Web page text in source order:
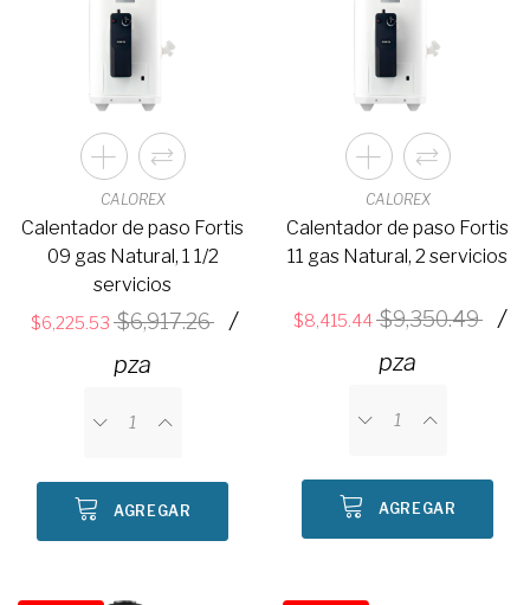
CALOREX
Calentador de paso Fortis
09 gas Natural, 1 1/2
servicios
6,225.53 6,917.26
/
pza
AGREGAR
CALOREX
Calentador de paso Fortis
11 gas Natural, 2 servicios
8,415.44 9,350.49
/
pza
AGREGAR